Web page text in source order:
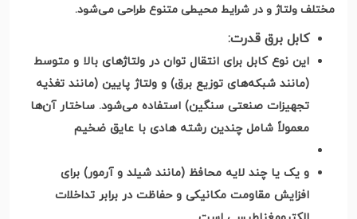
مختلف ولتاژ و در شرایط محیطی متنوع طراحی می‌شود.
کابل برق قدرت:
این نوع کابل برای انتقال توان در ولتاژهای بالا و متوسط
(مانند شبکه‌های توزیع برق) و ولتاژ پایین (مانند تغذیه
تجهیزات صنعتی سنگین) استفاده می‌شود. ساختار آن‌ها
معمولاً شامل چندین رشته هادی با عایق ضخیم
و یک یا چند لایه محافظ (مانند شیلد و آرمور) برای
افزایش مقاومت مکانیکی و حفاظت در برابر تداخلات